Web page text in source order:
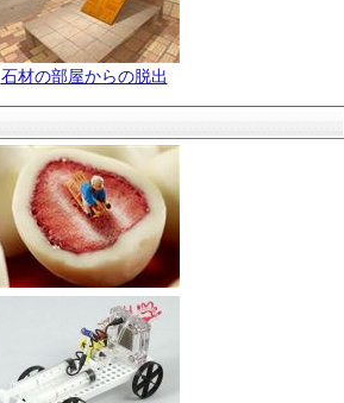
石材の部屋からの脱出